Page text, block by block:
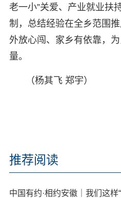
老一小”关爱、产业就业扶
制，总结经验在全乡范围
外放心闯、家乡有依靠，
量。
（杨其飞 郑宇）
推荐阅读
中国有约·相约安徽｜我们这样